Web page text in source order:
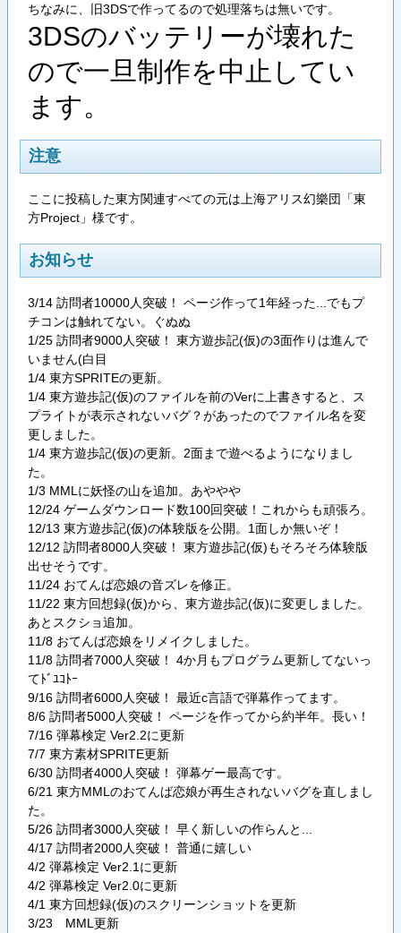
ちなみに、旧3DSで作ってるので処理落ちは無いです。
3DSのバッテリーが壊れた
ので一旦制作を中止してい
ます。
注意
ここに投稿した東方関連すべての元は上海アリス幻樂団「東
方Project」様です。
お知らせ
3/14 訪問者10000人突破！ ページ作って1年経った...でもプ
チコンは触れてない。ぐぬぬ
1/25 訪問者9000人突破！ 東方遊歩記(仮)の3面作りは進んで
いません(白目
1/4 東方SPRITEの更新。
1/4 東方遊歩記(仮)のファイルを前のVerに上書きすると、ス
プライトが表示されないバグ？があったのでファイル名を変
更しました。
1/4 東方遊歩記(仮)の更新。2面まで遊べるようになりまし
た。
1/3 MMLに妖怪の山を追加。あややや
12/24 ゲームダウンロード数100回突破！これからも頑張ろ。
12/13 東方遊歩記(仮)の体験版を公開。1面しか無いぞ！
12/12 訪問者8000人突破！ 東方遊歩記(仮)もそろそろ体験版
出せそうです。
11/24 おてんば恋娘の音ズレを修正。
11/22 東方回想録(仮)から、東方遊歩記(仮)に変更しました。
あとスクショ追加。
11/8 おてんば恋娘をリメイクしました。
11/8 訪問者7000人突破！ 4か月もプログラム更新してないっ
てﾄﾞﾕｺﾄｰ
9/16 訪問者6000人突破！ 最近c言語で弾幕作ってます。
8/6 訪問者5000人突破！ ページを作ってから約半年。長い！
7/16 弾幕検定 Ver2.2に更新
7/7 東方素材SPRITE更新
6/30 訪問者4000人突破！ 弾幕ゲー最高です。
6/21 東方MMLのおてんば恋娘が再生されないバグを直しまし
た。
5/26 訪問者3000人突破！ 早く新しいの作らんと...
4/17 訪問者2000人突破！ 普通に嬉しい
4/2 弾幕検定 Ver2.1に更新
4/2 弾幕検定 Ver2.0に更新
4/1 東方回想録(仮)のスクリーンショットを更新
3/23 MML更新